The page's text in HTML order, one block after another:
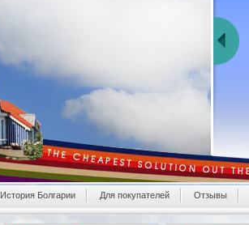
История Болгарии Для покупателей Oтзывы